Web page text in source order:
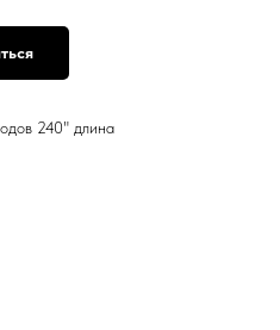
240" длина